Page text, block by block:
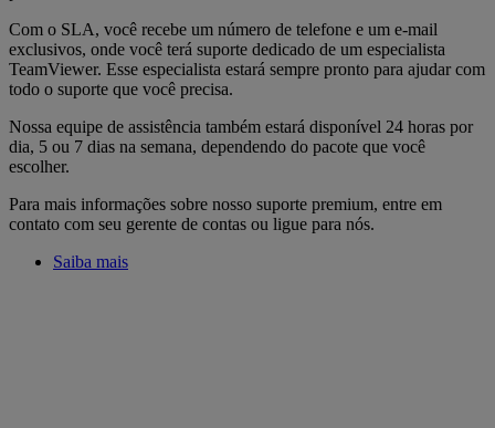
Com o SLA, você recebe um número de telefone e um e-mail
exclusivos, onde você terá suporte dedicado de um especialista
TeamViewer. Esse especialista estará sempre pronto para ajudar com
todo o suporte que você precisa.
Nossa equipe de assistência também estará disponível 24 horas por
dia, 5 ou 7 dias na semana, dependendo do pacote que você
escolher.
Para mais informações sobre nosso suporte premium, entre em
contato com seu gerente de contas ou ligue para nós.
Saiba mais